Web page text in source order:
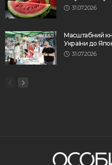
31.07.2026
Масштабний
України до
31.07.2026